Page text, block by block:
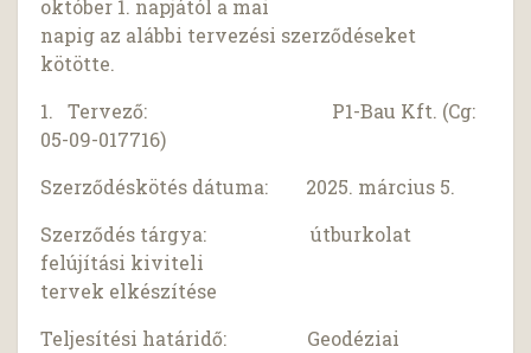
október 1. napjától a mai
napig az alábbi tervezési szerződéseket
kötötte.
1. Tervező: P1-Bau Kft. (Cg:
05-09-017716)
Szerződéskötés dátuma: 2025. március 5.
Szerződés tárgya: útburkolat
felújítási kiviteli
tervek elkészítése
Teljesítési határidő: Geodéziai